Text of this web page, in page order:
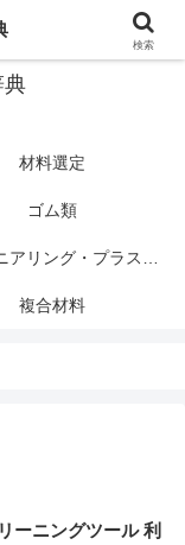
典
材料選定
ゴム類
エンジニアリング・プラスチック
複合材料
ーニングツール 利
検索